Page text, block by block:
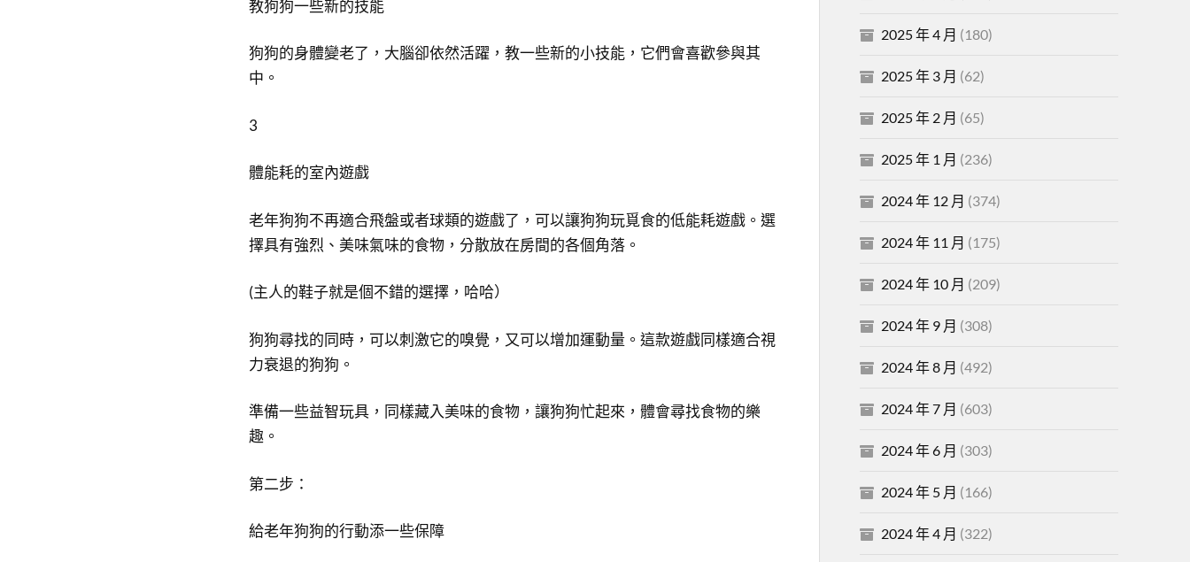
教狗狗一些新的技能
狗狗的身體變老了，大腦卻依然活躍，教一些新的小技能，它們會喜歡參與其
中。
3
體能耗的室內遊戲
老年狗狗不再適合飛盤或者球類的遊戲了，可以讓狗狗玩覓食的低能耗遊戲。選
擇具有強烈、美味氣味的食物，分散放在房間的各個角落。
(主人的鞋子就是個不錯的選擇，哈哈）
狗狗尋找的同時，可以刺激它的嗅覺，又可以增加運動量。這款遊戲同樣適合視
力衰退的狗狗。
準備一些益智玩具，同樣藏入美味的食物，讓狗狗忙起來，體會尋找食物的樂
趣。
第二步：
給老年狗狗的行動添一些保障
2025 年 4 月 (180)
2025 年 3 月 (62)
2025 年 2 月 (65)
2025 年 1 月 (236)
2024 年 12 月 (374)
2024 年 11 月 (175)
2024 年 10 月 (209)
2024 年 9 月 (308)
2024 年 8 月 (492)
2024 年 7 月 (603)
2024 年 6 月 (303)
2024 年 5 月 (166)
2024 年 4 月 (322)